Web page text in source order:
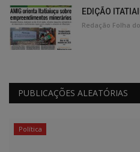
EDIÇÃO
Redação Folha
PUBLICAÇÕES ALEATÓRIAS
Política